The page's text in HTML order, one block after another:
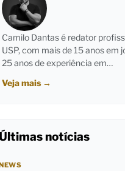
Camilo Dantas é redator
USP, com mais de 15 anos em
25 anos de experiência em…
Veja mais →
notícias